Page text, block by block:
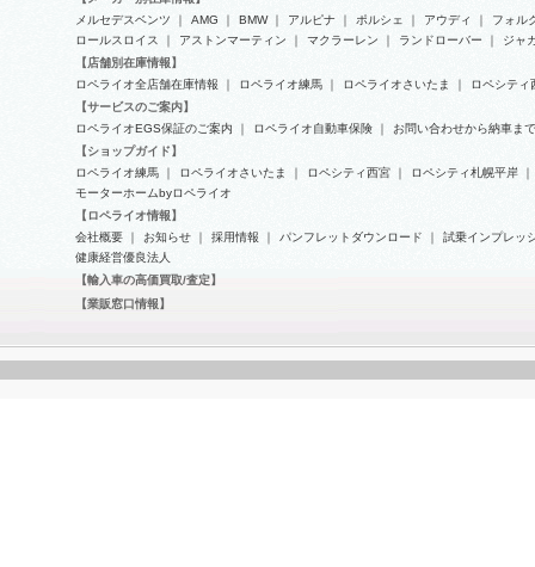
フェラーリF40の天張り修理
ポルシェ-ボクスター(Type981)の
車検整備
メルセデスベンツ ｜ AMG ｜ BMW｜ アルピナ｜ ポルシェ ｜ アウディ ｜
フォル
ロールスロイス
｜ アストンマーティン ｜ マクラーレン ｜ ランドローバー ｜
ジャ
【店舗別在庫情報】
ロペライオ全店舗在庫情報 ｜ ロペライオ練馬｜ ロペライオさいたま ｜
ロペシティ
【サービスのご案内】
ロペライオEGS保証のご案内 ｜ ロペライオ自動車保険｜
お問い合わせから納車まで
【ショップガイド】
ロペライオ練馬｜ ロペライオさいたま ｜ ロペシティ西宮｜ ロペシティ札幌平岸｜
モーターホームbyロペライオ
【ロペライオ情報】
会社概要｜ お知らせ｜ 採用情報 ｜ パンフレットダウンロード ｜
試乗インプレッ
健康経営優良法人
【輸入車の高価買取/査定】
【業販窓口情報】